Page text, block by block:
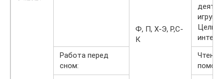
Ф, П, Х-Э, Р,С-
К
Цель:
Работа перед
сном: